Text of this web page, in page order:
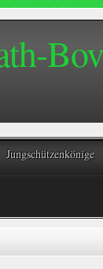
Jungschützenkönige